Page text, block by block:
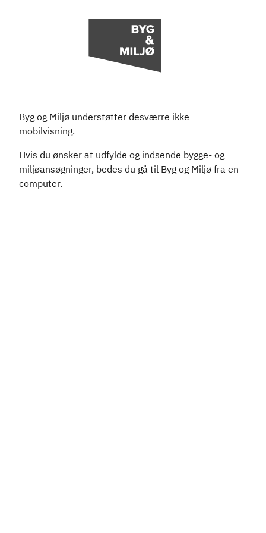
Byg og Miljø understøtter desværre ikke
mobilvisning.
Hvis du ønsker at udfylde og indsende bygge- og
miljøansøgninger, bedes du gå til Byg og Miljø fra en
computer.